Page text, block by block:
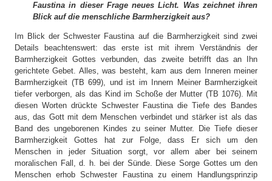
Faustina in dieser Frage neues Licht. Was zeichnet ihren
Blick auf die menschliche Barmherzigkeit aus?
Im Blick der Schwester Faustina auf die Barmherzigkeit sind zwei
Details beachtenswert: das erste ist mit ihrem Verständnis der
Barmherzigkeit Gottes verbunden, das zweite betrifft das an Ihn
gerichtete Gebet. Alles, was besteht, kam aus dem Inneren meiner
Barmherzigkeit (TB 699), und ist im Innern Meiner Barmherzigkeit
tiefer verborgen, als das Kind im Schoße der Mutter (TB 1076). Mit
diesen Worten drückte Schwester Faustina die Tiefe des Bandes
aus, das Gott mit dem Menschen verbindet und stärker ist als das
Band des ungeborenen Kindes zu seiner Mutter. Die Tiefe dieser
Barmherzigkeit Gottes hat zur Folge, dass Er sich um den
Menschen in jeder Situation sorgt, vor allem aber bei seinem
moralischen Fall, d. h. bei der Sünde. Diese Sorge Gottes um den
Menschen erhob Schwester Faustina zu einem Handlungsprinzip